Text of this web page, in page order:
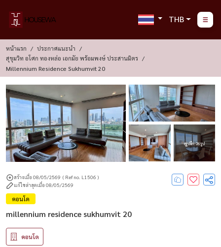
THB
หน้าแรก
ประกาศแนะนำ
สุขุมวิท อโศก ทองหล่อ เอกมัย พร้อมพงษ์ ประสานมิตร
Millennium Residence Sukhumvit 20
ดูรูปอีก : 26 รูป
สร้างเมื่อ 08/05/2569 ( Ref no. L1506 )
แก้ไขล่าสุดเมื่อ 08/05/2569
คอนโด
millennium residence sukhumvit 20
คอนโด